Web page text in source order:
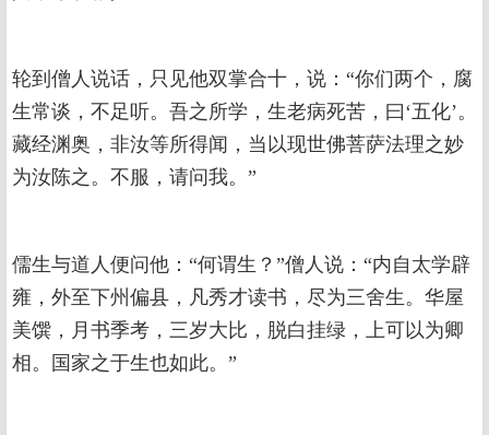
轮到僧人说话，只见他双掌合十，说：“你们两个，腐
生常谈，不足听。吾之所学，生老病死苦，曰‘五化’。
藏经渊奥，非汝等所得闻，当以现世佛菩萨法理之妙
为汝陈之。不服，请问我。”
儒生与道人便问他：“何谓生？”僧人说：“内自太学辟
雍，外至下州偏县，凡秀才读书，尽为三舍生。华屋
美馔，月书季考，三岁大比，脱白挂绿，上可以为卿
相。国家之于生也如此。”